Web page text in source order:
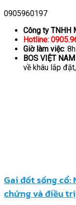
0905960197
Công ty TNHH
Hotline:
Giờ làm việc:
BOS VIỆT NAM
về khâu lắp
Gai đốt sống cổ:
chứng và điều trị